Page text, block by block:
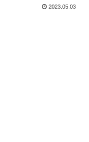
2023.05.03